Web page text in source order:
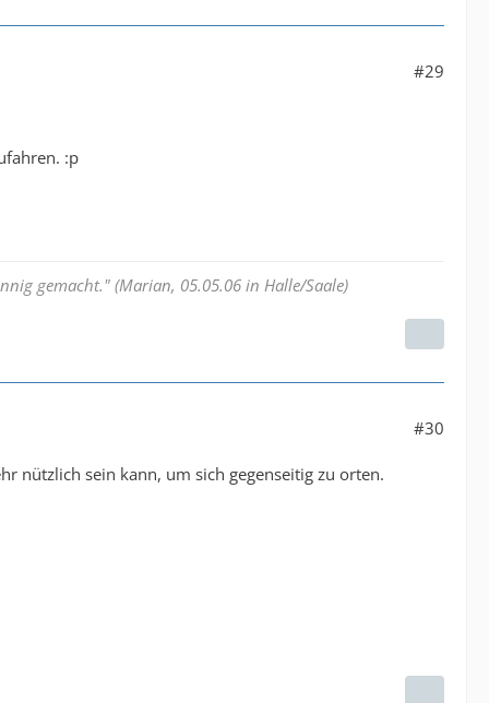
#29
:p
gemacht." (Marian, 05.05.06 in Halle/Saale)
#30
nützlich sein kann, um sich gegenseitig zu orten.